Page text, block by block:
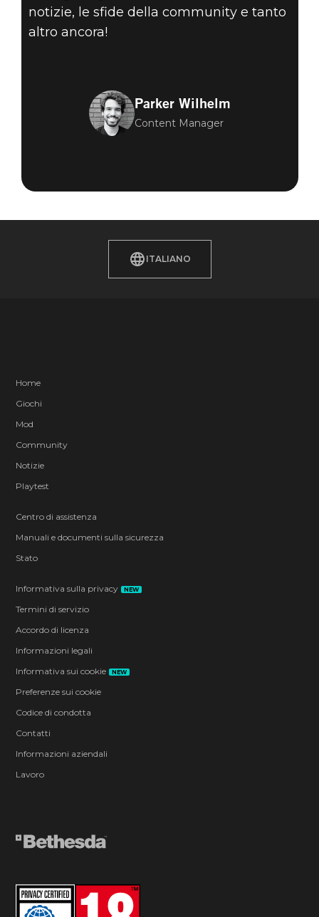
notizie, le sfide della community e tanto
altro ancora!
Parker Wilhelm
Content Manager
ITALIANO
Home
Giochi
Mod
Community
Notizie
Playtest
Centro di assistenza
Manuali e documenti sulla sicurezza
Stato
Informativa sulla privacy NEW
Termini di servizio
Accordo di licenza
Informazioni legali
Informativa sui cookie
NEW
Preferenze sui cookie
Codice di condotta
Contatti
Informazioni aziendali
Lavoro